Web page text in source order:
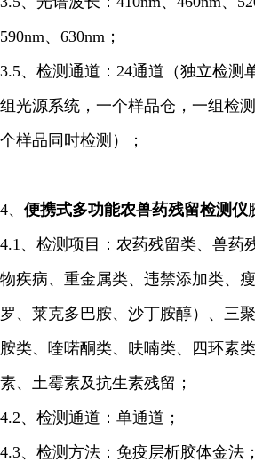
590nm、630nm；
3.5、检测通道：24通道（独立检测
组光源系统，一个样品仓，一组检
个样品同时检测）；
4、 便携式多功能农兽药残留检测仪
4.1、检测项目：农药残留类、兽药
物疾病、重金属类、违禁添加类、
罗、莱克多巴胺、沙丁胺醇）、三
胺类、喹喏酮类、呋喃类、四环素
素、土霉素及抗生素残留；
4.2、检测通道：单通道；
4.3、检测方法：免疫层析胶体金法；